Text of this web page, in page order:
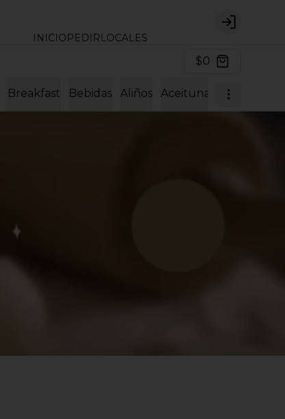
INICIOPEDIRLOCALES
Login
$0
Breakfast Bebidas Aliños Aceitunas y